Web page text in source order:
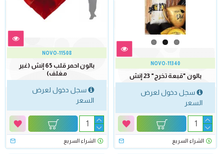
NOVO-11340
بالون "قبعة تخرج" 23 إنش
سجل دخول لعرض
السعر
الشراء السريع
NOVO-11508
بالون احمر قلب 65 إنش (غير
مغلف)
سجل دخول لعرض
السعر
الشراء السريع